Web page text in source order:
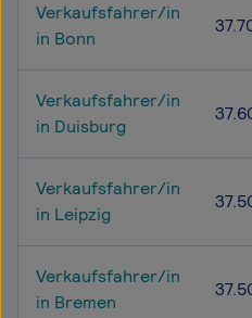
Verkaufsfahrer/in
in Bonn
Verkaufsfahrer/in
in Duisburg
Verkaufsfahrer/in
in Leipzig
Verkaufsfahrer/in
in Bremen